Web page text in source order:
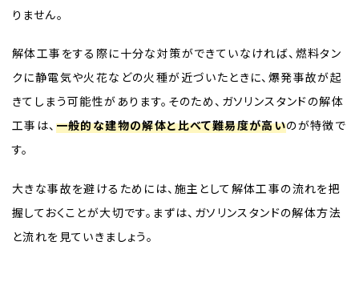
りません。
解体工事をする際に十分な対策ができていなければ、燃料タン
クに静電気や火花などの火種が近づいたときに、爆発事故が起
きてしまう可能性があります。そのため、ガソリンスタンドの解体
工事は、 一般的な建物の解体と比べて難易度が高いのが特徴で
す。
大きな事故を避けるためには、施主として解体工事の流れを把
握しておくことが大切です。まずは、ガソリンスタンドの解体方法
と流れを見ていきましょう。